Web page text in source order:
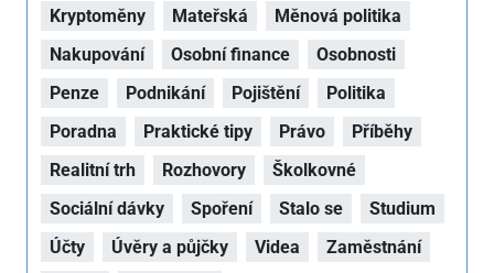
Kryptoměny
Mateřská
Měnová politika
Nakupování
Osobní finance
Osobnosti
Penze
Podnikání Pojištění
Politika
Poradna
Praktické tipy Právo
Příběhy
Realitní trh
Rozhovory
Školkovné
Sociální dávky
Spoření Stalo se
Studium
Účty
Úvěry a půjčky Videa
Zaměstnání